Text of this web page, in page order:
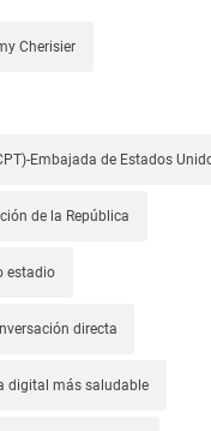
Cherisier
Embajada de Estados
de la República
estadio
directa
digital más saludable